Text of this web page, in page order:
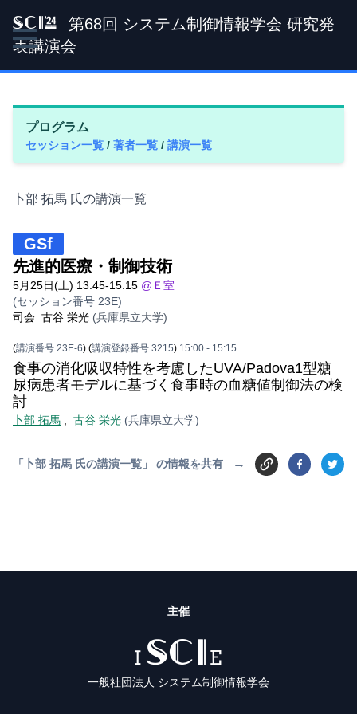
SCI '24
第68回 システム制御情報学会 研究発
表講演会
プログラム
セッション一覧 / 著者一覧 / 講演一覧
卜部 拓馬 氏の講演一覧
GSf
先進的医療・制御技術
5月25日(土) 13:45-15:15 @Ｅ室
(セッション番号 23E)
司会 古谷 栄光 (兵庫県立大学)
(講演番号 23E-6) (講演登録番号 3215) 15:00 - 15:15
食事の消化吸収特性を考慮したUVA/Padova1型糖
尿病患者モデルに基づく食事時の血糖値制御法の検
討
卜部 拓馬 古谷 栄光 (兵庫県立大学)
「卜部 拓馬 氏の講演一覧」 の情報を共有 →
主催
ISCIE
一般社団法人 システム制御情報学会